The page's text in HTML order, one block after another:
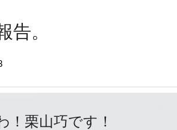
告。
！栗山巧です！